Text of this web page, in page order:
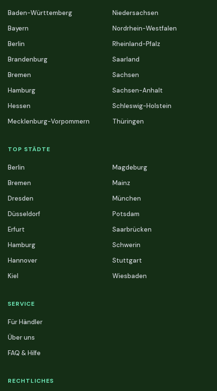
Baden-Württemberg
Bayern
Berlin
Brandenburg
Bremen
Hamburg
Hessen
Mecklenburg-Vorpommern
Niedersachsen
Nordrhein-Westfalen
Rheinland-Pfalz
Saarland
Sachsen
Sachsen-Anhalt
Schleswig-Holstein
Thüringen
TOP STÄDTE
Berlin
Bremen
Dresden
Düsseldorf
Erfurt
Hamburg
Hannover
Kiel
Magdeburg
Mainz
München
Potsdam
Saarbrücken
Schwerin
Stuttgart
Wiesbaden
SERVICE
Für Händler
Über uns
FAQ & Hilfe
RECHTLICHES